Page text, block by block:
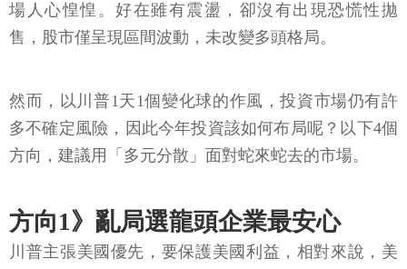
場人心惶惶。好在雖有震盪，卻沒有出現恐慌性拋
售，股市僅呈現區間波動，未改變多頭格局。
然而，以川普1天1個變化球的作風，投資市場仍有許
多不確定風險，因此今年投資該如何布局呢？以下4個
方向，建議用「多元分散」面對蛇來蛇去的市場。
方向1》亂局選龍頭企業最安心
川普主張美國優先，要保護美國利益，相對來說，美